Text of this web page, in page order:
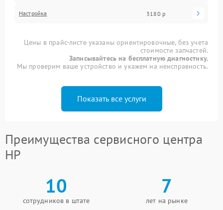
Настройка 3180 р
Цены в прайс-листе указаны ориентировочные, без учета
стоимости запчастей.
Записывайтесь на бесплатную диагностику.
Мы проверим ваше устройство и укажем на неисправность.
Показать все услуги
Преимущества сервисного центра
HP
10
сотрудников в штате
7
лет на рынке